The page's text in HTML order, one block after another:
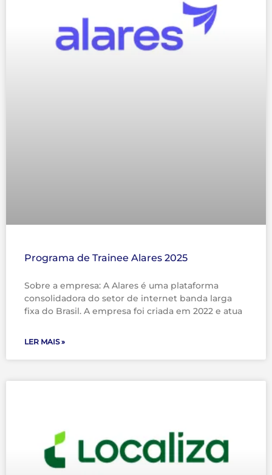
Programa de Trainee Alares 2025
Sobre a empresa: A Alares é uma plataforma
consolidadora do setor de internet banda larga
fixa do Brasil. A empresa foi criada em 2022 e atua
LER MAIS »